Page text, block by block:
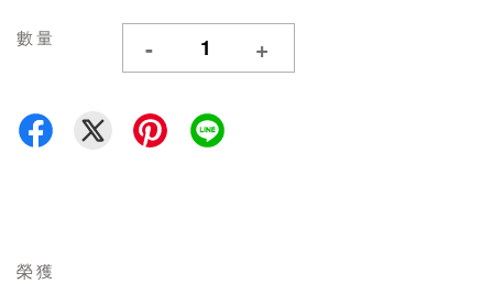
數量 - +
榮獲